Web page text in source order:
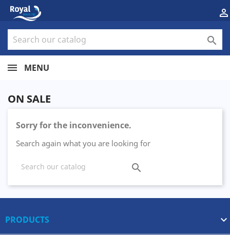


MENU
ON SALE
Sorry for the inconvenience.
Search again what you are looking for

PRODUCTS 